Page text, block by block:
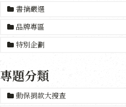
書摘嚴選
品牌專區
特別企劃
專題分類
動保捐款大搜查